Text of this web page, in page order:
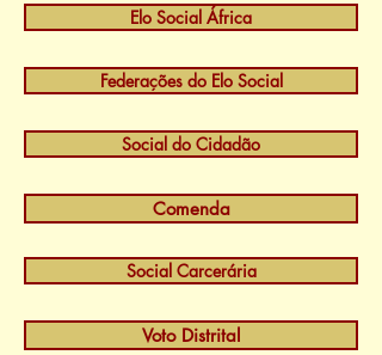
Elo Social África
Federações do Elo Social
Social do Cidadão
Comenda
Social Carcerária
Voto Distrital